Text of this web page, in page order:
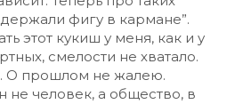
фигу в кармане”.
этот кукиш у меня, как и у
смелости не хватало.
О прошлом не жалею.
не человек, а общество, в